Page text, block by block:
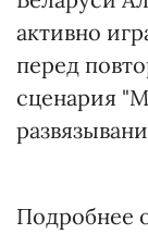
активно
перед
сценария
Подробнее